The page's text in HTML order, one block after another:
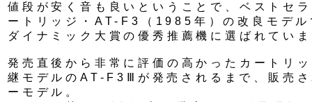
値段が安く音も良いということで、ベストセ
ートリッジ・AT-F3（1985年）の改良モデ
ダイナミック大賞の優秀推薦機に選ばれてい
発売直後から非常に評価の高かったカートリ
継モデルのAT-F3Ⅲが発売されるまで、販売
ーモデル。